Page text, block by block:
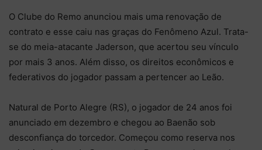
O Clube do Remo anunciou mais uma renovação de
contrato e esse caiu nas graças do Fenômeno Azul. Trata-
se do meia-atacante Jaderson, que acertou seu vínculo
por mais 3 anos. Além disso, os direitos econômicos e
federativos do jogador passam a pertencer ao Leão.
Natural de Porto Alegre (RS), o jogador de 24 anos foi
anunciado em dezembro e chegou ao Baenão sob
desconfiança do torcedor. Começou como reserva nos